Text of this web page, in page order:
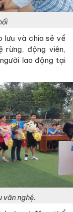
lưu và chia sẻ về
động viên,
lao động tại
văn nghệ.